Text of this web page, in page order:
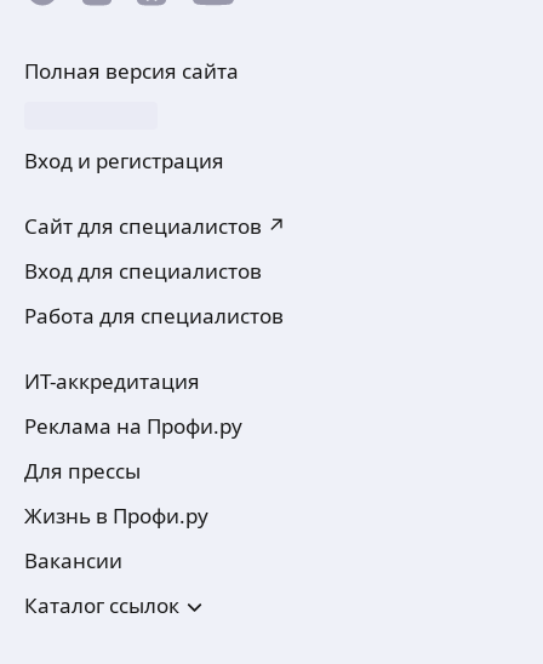
Полная версия сайта
Вход и регистрация
Сайт для специалистов ↗
Вход для специалистов
Работа для специалистов
ИТ-аккредитация
Реклама на Профи.ру
Для прессы
Жизнь в Профи.ру
Вакансии
Каталог ссылок